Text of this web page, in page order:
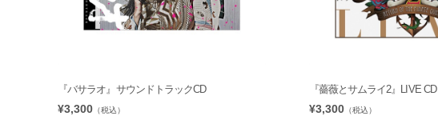
『バサラオ』サウンドトラックCD
¥3,300 （税込）
『薔薇とサムライ2』LIVE CD
¥3,300（税込）